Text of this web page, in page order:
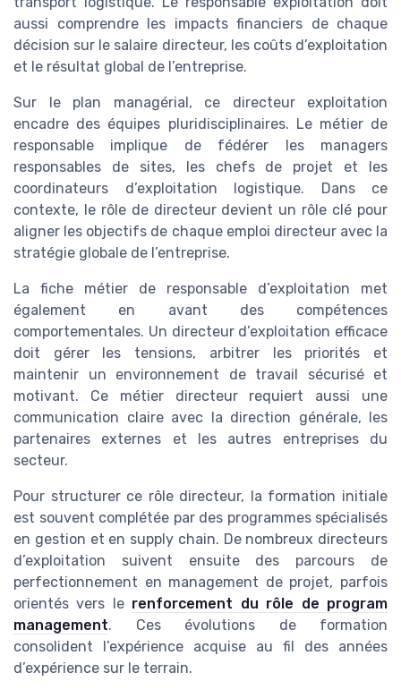
aussi comprendre les impacts financiers de chaque
décision sur le salaire directeur, les coûts d’exploitation
et le résultat global de l’entreprise.
Sur le plan managérial, ce directeur exploitation
encadre des équipes pluridisciplinaires. Le métier de
responsable implique de fédérer les managers
responsables de sites, les chefs de projet et les
coordinateurs d’exploitation logistique. Dans ce
contexte, le rôle de directeur devient un rôle clé pour
aligner les objectifs de chaque emploi directeur avec la
stratégie globale de l’entreprise.
La fiche métier de responsable d’exploitation met
également en avant des compétences
comportementales. Un directeur d’exploitation efficace
doit gérer les tensions, arbitrer les priorités et
maintenir un environnement de travail sécurisé et
motivant. Ce métier directeur requiert aussi une
communication claire avec la direction générale, les
partenaires externes et les autres entreprises du
secteur.
Pour structurer ce rôle directeur, la formation initiale
est souvent complétée par des programmes spécialisés
en gestion et en supply chain. De nombreux directeurs
d’exploitation suivent ensuite des parcours de
perfectionnement en management de projet, parfois
orientés vers le renforcement du rôle de program
management. Ces évolutions de formation
consolident l’expérience acquise au fil des années
d’expérience sur le terrain.